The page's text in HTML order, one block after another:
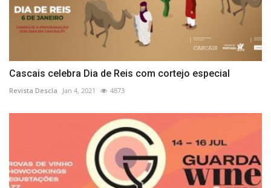
Cascais celebra Dia de Reis com cortejo especial
Revista Descla Jan 4, 2021 4873